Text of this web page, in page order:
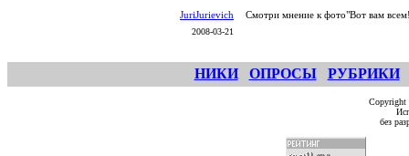
JuriJurievich
2008-03-21
Смотри мнение к фото"Вот вам
НИКИ ОПРОСЫ РУБРИКИ
без